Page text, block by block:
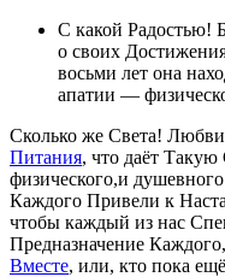
С какой Радостью!
о своих
восьми лет она
апатии —
Сколько же Света!
Питания, что даёт Такую
физического,и
Каждого Привели к
чтобы каждый из нас
Предназначение
Вместе, или, кто пока